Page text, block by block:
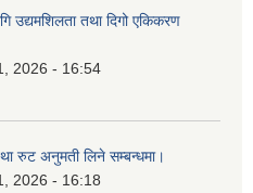
उद्यमशिलता तथा दिगो एकिकरण
2026 - 16:54
रुट अनुमती लिने सम्बन्धमा।
2026 - 16:18